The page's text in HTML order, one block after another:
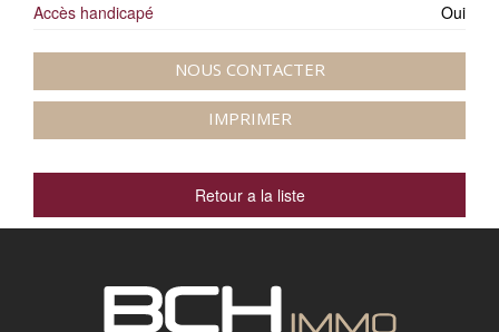
Accès handicapé
Oui
NOUS CONTACTER
IMPRIMER
Retour a la liste